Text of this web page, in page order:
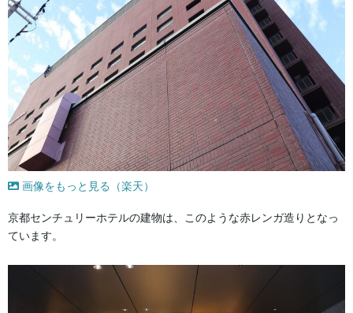
画像をもっと見る（楽天）
京都センチュリーホテルの建物は、このような赤レンガ造りとなっ
ています。